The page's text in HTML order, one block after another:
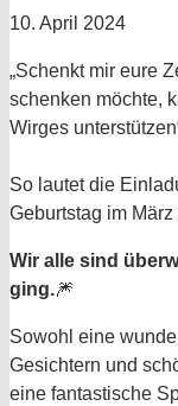
10. April 2024
„Schenkt mir eure
schenken möchte,
Wirges
So lautet die
Geburtstag im März
Wir alle sind
ging.🎆
Sowohl eine
Gesichtern und
eine fantastische